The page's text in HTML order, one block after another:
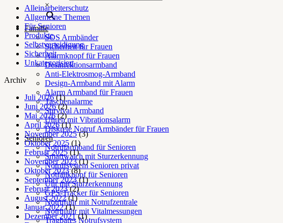
×
Familie
SOS Armbänder
Sicherheit für Frauen
Alarmknopf für Frauen
Desinfektionsarmband
Anti-Elektrosmog-Armband
Design-Armband mit Alarm
Alarm Armband für Frauen
Taschenalarme
Survival Armband
Uhren mit Vibrationsalarm
Diskrete Notruf Armbänder für Frauen
Senioren
Notrufarmband für Senioren
Smartwatch mit Sturzerkennung
Notrufsystem Senioren privat
Notfallknopf für Senioren
Uhr mit Sturzerkennung
GPS-Tracker für Senioren
Notrufuhr mit Notrufzentrale
Notrufuhr mit Vitalmessungen
Tragbares Notrufsystem
Alleinarbeiterschutz
Allgemeine Themen
Für Senioren
Produkte
Selbstverteidigung
Sicherheit
Unkategorisiert
Archiv
Juli 2026(1)
Juni 2026(2)
Mai 2026(2)
April 2026(1)
November 2025(3)
Oktober 2025 (1)
Februar 2025(1)
November 2023(1)
Oktober 2023(8)
September 2023(1)
Februar 2023(2)
August 2022(1)
Januar 2022(1)
Dezember 2021(1)